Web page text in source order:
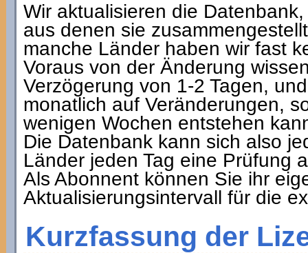
Wir aktualisieren die
aus denen sie
manche Länder haben wir fast
Voraus von der Änderung
Verzögerung von 1-2 Tagen,
monatlich auf Veränderungen,
wenigen Wochen entstehen
Die Datenbank kann sich also
Länder jeden Tag eine Prüfung
Als Abonnent können Sie ihr
Aktualisierungsintervall für die
Kurzfassung der